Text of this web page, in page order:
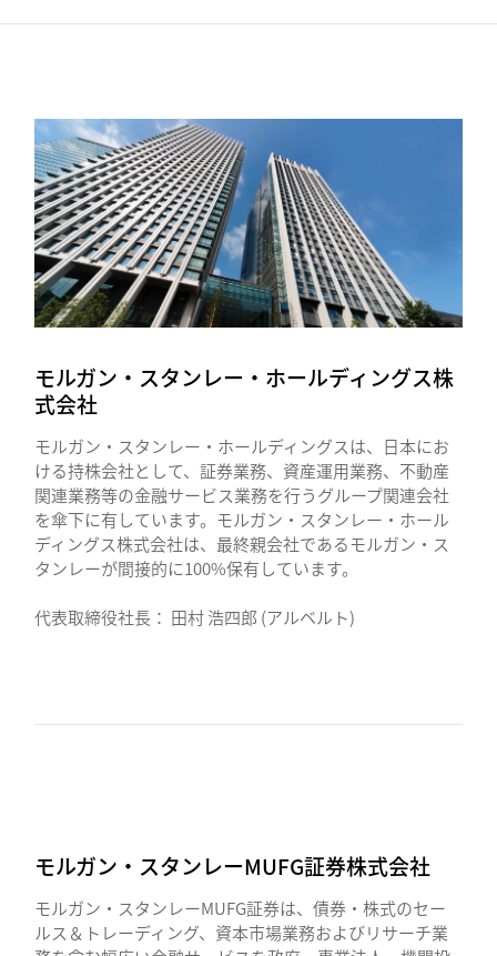
モルガン・スタンレー・ホールディングス株
式会社
モルガン・スタンレー・ホールディングスは、日本にお
ける持株会社として、証券業務、資産運用業務、不動産
関連業務等の金融サービス業務を行うグループ関連会社
を傘下に有しています。モルガン・スタンレー・ホール
ディングス株式会社は、最終親会社であるモルガン・ス
タンレーが間接的に100%保有しています。
代表取締役社長： 田村 浩四郎 (アルベルト)
モルガン・スタンレーMUFG証券株式会社
モルガン・スタンレーMUFG証券は、債券・株式のセー
ルス＆トレーディング、資本市場業務およびリサーチ業